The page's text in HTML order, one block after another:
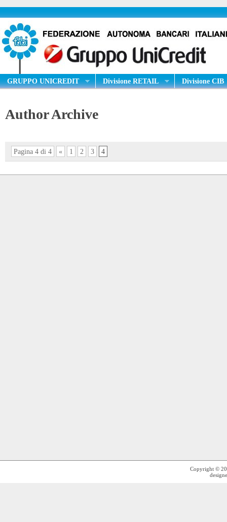
GRUPPO UNICREDIT Divisione RETAIL Divisione CIB
Author Archive
Pagina 4 di 4 « 1 2 3 4
Copyright ©